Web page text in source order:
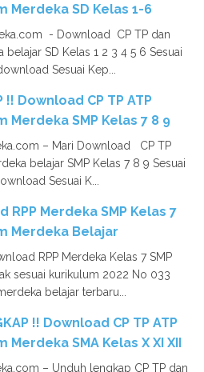
Merdeka SD Kelas 1-6
- Download CP TP dan
SD Kelas 1 2 3 4 5 6 Sesuai
Sesuai Kep...
!! Download CP TP ATP
Merdeka SMP Kelas 7 8 9
– Mari Download CP TP
belajar SMP Kelas 7 8 9 Sesuai
Sesuai K...
RPP Merdeka SMP Kelas 7
Merdeka Belajar
RPP Merdeka Kelas 7 SMP
sesuai kurikulum 2022 No 033
belajar terbaru...
!! Download CP TP ATP
Merdeka SMA Kelas X XI XII
– Unduh lengkap CP TP dan